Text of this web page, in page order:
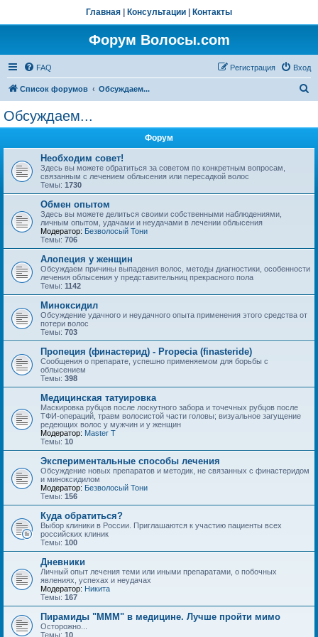
Главная Консультации Контакты
Форум Волосы.com
FAQ Вход
Регистрация
Список форумов Обсуждаем...
Обсуждаем...
Форум
Необходим совет!
Здесь вы можете обратиться за советом по конкретным вопросам,
связанным с лечением облысения или пересадкой волос
Темы: 1730
Обмен опытом
Здесь вы можете делиться своими собственными наблюдениями,
личным опытом, удачами и неудачами в лечении облысения
Модератор: Безволосый Тони
Темы: 706
Алопеция у женщин
Обсуждаем причины выпадения волос, методы диагностики, особенности
лечения облысения у представительниц прекрасного пола
Темы: 1142
Миноксидил
Обсуждение удачного и неудачного опыта применения этого средства от
потери волос
Темы: 703
Пропеция (финастерид) - Propecia (finasteride)
Сообщения о препарате, успешно применяемом для борьбы с
облысением
Темы: 398
Медицинская татуировка
Маскировка рубцов после лоскутного забора и точечных рубцов после
ТФИ-операций, травм волосистой части головы; визуальное загущение
редеющих волос у мужчин и у женщин
Модератор: Master T
Темы: 10
Экспериментальные способы лечения
Обсуждение новых препаратов и методик, не связанных с финастеридом
и миноксидилом
Модератор: Безволосый Тони
Темы: 156
Куда обратиться?
Выбор клиники в России. Приглашаются к участию пациенты всех
российских клиник
Темы: 100
Дневники
Личный опыт лечения теми или иными препаратами, о побочных
явлениях, успехах и неудачах
Модератор: Hикита
Темы: 167
Пирамиды "МММ" в медицине. Лучше пройти мимо
Осторожно...
Темы: 10